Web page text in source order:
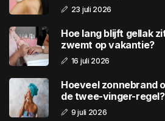
23 juli 2026
Hoe lang blijft gellak
zwemt op vakantie?
16 juli 2026
Hoeveel zonnebrand
de twee-vinger-regel?
9 juli 2026